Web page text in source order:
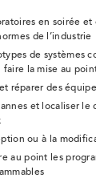
en soirée et
de l’industrie
de systèmes
faire la mise au
réparer des
et localiser le
ou à la
au point les